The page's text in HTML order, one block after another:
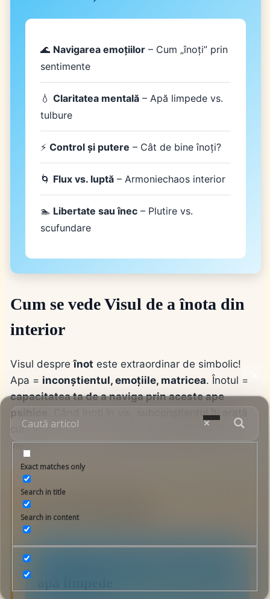
🌊 Navigarea emoțiilor – Cum „înoți” prin
sentimente
💧 Claritatea mentală – Apă limpede vs.
tulbure
⚡ Control și putere – Cât de bine înoți?
🌀 Flux vs. luptă – Armoniechaos interior
🏊 Libertate sau înec – Plutire vs.
scufundare
Cum se vede Visul de a înota din
interior
Visul despreînot este extraordinar de simbolic!
Apa = inconștientul, emoțiile, matricea. Înotul =
capacitatea ta de a naviga prin aceste ape
psihice
. Când înoți în vis, subconștientul îți arată
cum te descurci cu emoțiile, provocările și fluxul
vieții.
Scenarii Detaliate
Exact matches only
Search in title
Search in content